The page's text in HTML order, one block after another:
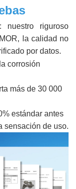
nuestro riguroso
la calidad no
por datos.
corrosión
más de 30 000
estándar antes
sensación de uso.